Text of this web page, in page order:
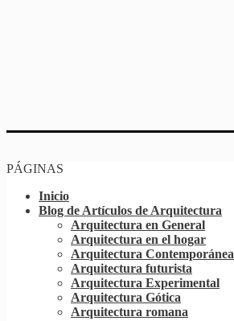
PÁGINAS
Inicio
Blog de Artículos de Arquitectura
Arquitectura en General
Arquitectura en el hogar
Arquitectura Contemporánea
Arquitectura futurista
Arquitectura Experimental
Arquitectura Gótica
Arquitectura romana